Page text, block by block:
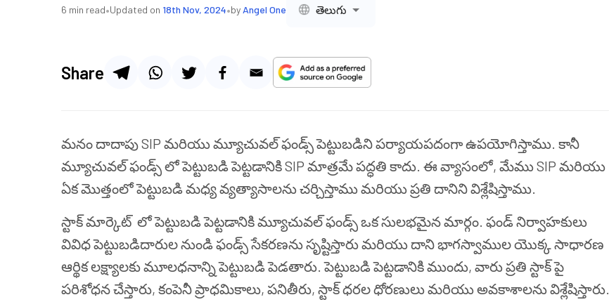
6 min read•Updated on 18th Nov, 2024•by Angel One తెలుగు
Share
మనం దాదాపు SIP మరియు మ్యూచువల్ ఫండ్స్ పెట్టుబడిని పర్యాయపదంగా ఉపయోగిస్తాము. కానీ
మ్యూచువల్ ఫండ్స్లో పెట్టుబడి పెట్టడానికి SIP మాత్రమే పద్ధతి కాదు. ఈ వ్యాసంలో, మేము SIP మరియు
ఏక మొత్తంలో పెట్టుబడి మధ్య వ్యత్యాసాలను చర్చిస్తాము మరియు ప్రతి దానిని విశ్లేషిస్తాము.
స్టాక్ మార్కెట్‌లో పెట్టుబడి పెట్టడానికి మ్యూచువల్ ఫండ్స్ ఒక సులభమైన మార్గం. ఫండ్ నిర్వాహకులు
వివిధ పెట్టుబడిదారుల నుండి ఫండ్స్ సేకరణను సృష్టిస్తారు మరియు దాని భాగస్వాముల యొక్క సాధారణ
ఆర్థిక లక్ష్యాలకు మూలధనాన్ని పెట్టుబడి పెడతారు. పెట్టుబడి పెట్టడానికి ముందు, వారు ప్రతి స్టాక్‌ పై
పరిశోధన చేస్తారు, కంపెనీ ప్రాధమికాలు, పనితీరు, స్టాక్ ధరల ధోరణులు మరియు అవకాశాలను విశ్లేషిస్తారు.